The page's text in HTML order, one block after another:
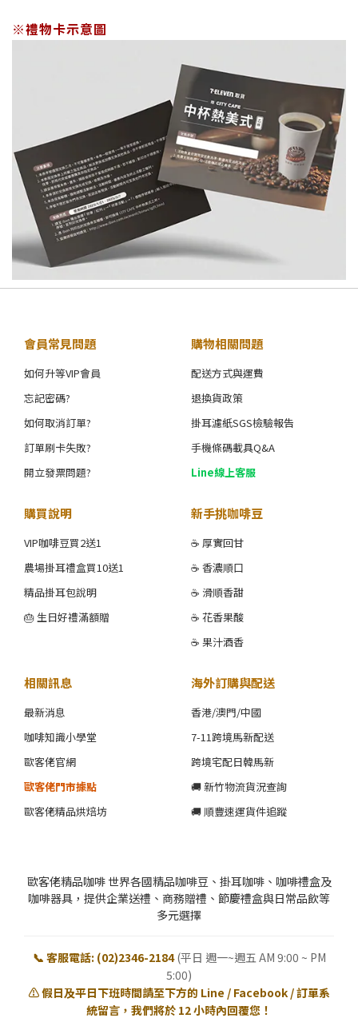
※禮物卡示意圖
會員常見問題
如何升等VIP會員
忘記密碼?
如何取消訂單?
訂單刷卡失敗?
開立發票問題?
購物相關問題
配送方式與運費
退換貨政策
掛耳濾紙SGS檢驗報告
手機條碼載具Q&A
Line線上客服
購買說明
VIP咖啡豆買2送1
農場掛耳禮盒買10送1
精品掛耳包說明
🎂 生日好禮滿額贈
新手挑咖啡豆
☕ 厚實回甘
☕ 香濃順口
☕ 滑順香甜
☕ 花香果酸
☕ 果汁酒香
相關訊息
最新消息
咖啡知識小學堂
歐客佬官網
歐客佬門市據點
歐客佬精品烘焙坊
海外訂購與配送
香港/澳門/中國
7-11跨境馬新配送
跨境宅配日韓馬新
🚚 新竹物流貨況查詢
🚚 順豐速運貨件追蹤
歐客佬精品咖啡 世界各國精品咖啡豆、掛耳咖啡、咖啡禮盒及
咖啡器具，提供企業送禮、商務贈禮、節慶禮盒與日常品飲等
多元選擇
📞 客服電話: (02)2346-2184 (平日 週一~週五 AM 9:00 ~ PM
5:00)
⚠️ 假日及平日下班時間請至下方的 Line / Facebook / 訂單系
統留言，我們將於 12 小時內回覆您！